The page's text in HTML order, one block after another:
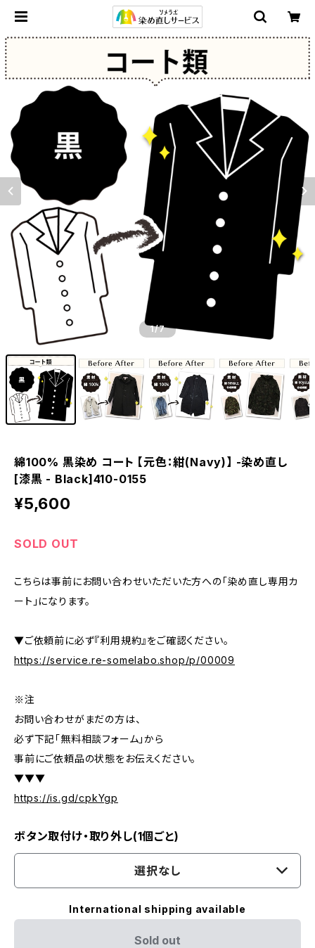
1/7
綿100% 黒染め コート 【元色：紺(Navy)】 -染め直し
[漆黒 - Black]410-0155
¥5,600
SOLD OUT
こちらは事前にお問い合わせいただいた方への「染め直し専用カ
ート」になります。
▼ご依頼前に必ず『利用規約』をご確認ください。
https://service.re-somelabo.shop/p/00009
※注
お問い合わせがまだの方は、
必ず下記「無料相談フォーム」から
事前にご依頼品の状態をお伝えください。
▼▼▼
https://is.gd/cpkYgp
ボタン取付け・取り外し(1個ごと)
選択なし
International shipping available
Sold out